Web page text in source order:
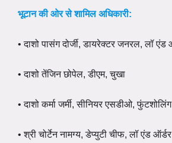
भूटान की ओर से शामिल अधिकारी:
• दाशो पासंग दोर्जी, डायरेक्टर जनरल, लॉ एंड
• दाशो तेंजिन छोपेल, डीएम, चुखा
• दाशो कर्मा जर्मी, सीनियर एसडीओ, फुंटशोलिंग
• श्री चोर्टेन नामग्य, डेप्युटी चीफ, लॉ एंड ऑर्डर